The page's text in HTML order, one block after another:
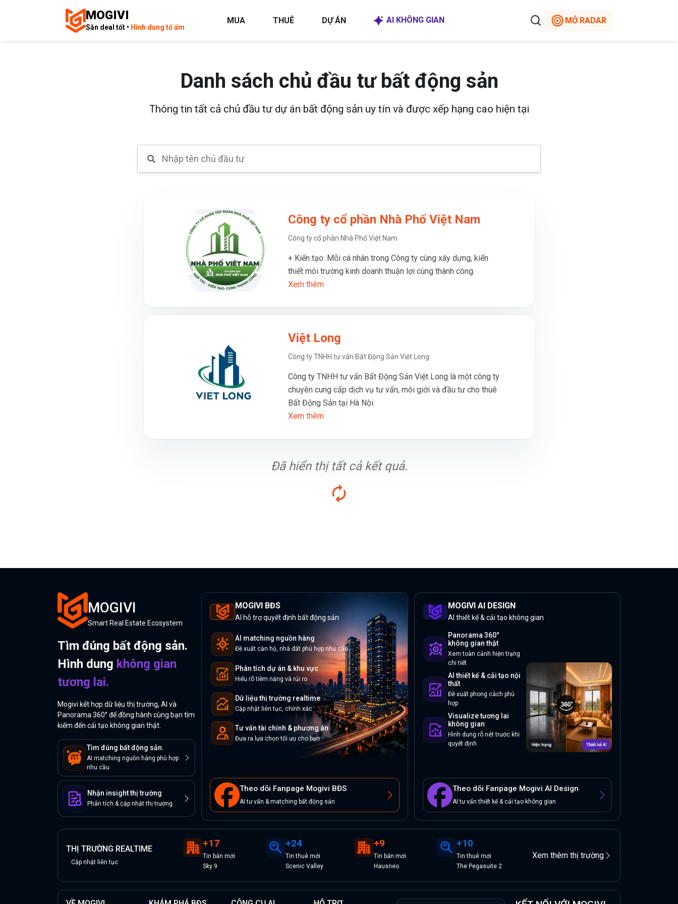
MOGIVI
Săn deal tốt • Hình dung tổ ấm
MUA THUÊ DỰ ÁN AI KHÔNG GIAN MỞ RADAR
Danh sách chủ đầu tư bất động sản
Thông tin tất cả chủ đầu tư dự án bất động sản uy tín và được xếp hạng cao hiện tại
Công ty cổ phần Nhà Phố Việt Nam
Công ty cổ phần Nhà Phố Việt Nam
+ Kiến tạo: Mỗi cá nhân trong Công ty cùng xây dựng, kiến
thiết môi trường kinh doanh thuận lợi cùng thành công.
Xem thêm
Việt Long
Công ty TNHH tư vấn Bất Động Sản Việt Long
Công ty TNHH tư vấn Bất Động Sản Việt Long là một công ty
chuyên cung cấp dịch vụ tư vấn, môi giới và đầu tư cho thuê
Bất Động Sản tại Hà Nội.
Xem thêm
Đã hiển thị tất cả kết quả.
MOGIVI
Smart Real Estate Ecosystem
Tìm đúng bất động sản.
Hình dung không gian
tương lai.
Mogivi kết hợp dữ liệu thị trường, AI và
Panorama 360° để đồng hành cùng bạn tìm
kiếm đến cải tạo không gian thật.
Tìm đúng bất động sản.
AI matching nguồn hàng phù hợp
nhu cầu
Nhận insight thị trường
Phân tích & cập nhật thị trường
MOGIVI BĐS
AI hỗ trợ quyết định bất động sản
AI matching nguồn hàng
Đề xuất căn hộ, nhà đất phù hợp nhu cầu
Phân tích dự án & khu vực
Hiểu rõ tiềm năng và rủi ro
Dữ liệu thị trường realtime
Cập nhật liên tục, chính xác
Tư vấn tài chính & phương án
Đưa ra lựa chọn tối ưu cho bạn
Theo dõi Fanpage Mogivi BĐS
AI tư vấn & matching bất động sản
MOGIVI AI DESIGN
AI thiết kế & cải tạo không gian
Panorama 360°
không gian thật
Xem toàn cảnh hiện trạng
chi tiết
AI thiết kế & cải tạo nội
thất
Đề xuất phong cách phù
hợp
Visualize tương lai
không gian
Hình dung rõ nét trước khi
quyết định
Theo dõi Fanpage Mogivi AI Design
AI tư vấn thiết kế & cải tạo không gian
THỊ TRƯỜNG REALTIME
Cập nhật liên tục
+17
Tin bán mới
Sky 9
+24
Tinthuê mới
Scenic Valley
+9
Tin bán mới
Hausneo
+10
Tinthuê mới
The Pegasuite 2
Xem thêm thị trường